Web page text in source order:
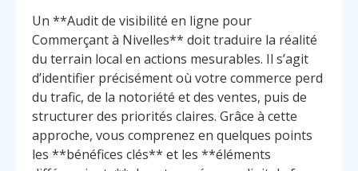
Appelez
Un **Audit de visibilité en ligne pour
Commerçant à Nivelles** doit traduire la réalité
du terrain local en actions mesurables. Il s’agit
d’identifier précisément où votre commerce perd
du trafic, de la notoriété et des ventes, puis de
structurer des priorités claires. Grâce à cette
approche, vous comprenez en quelques points
les **bénéfices clés** et les **éléments